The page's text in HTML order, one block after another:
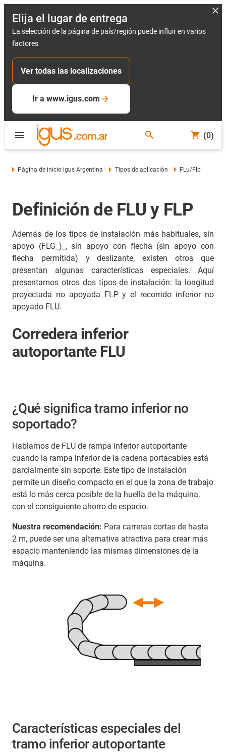
Elija el lugar de entrega
La selección de la página de país/región puede influir en varios
factores
Ver todas las localizaciones
Ir a www.igus.com
(0)
Página de inicio igus Argentina Tipos de aplicación FLu/Flp
Definición de FLU y FLP
Además de los tipos de instalación más habituales, sin
apoyo (FLG_)_, sin apoyo con flecha (sin apoyo con
flecha permitida) y deslizante, existen otros que
presentan algunas características especiales. Aquí
presentamos otros dos tipos de instalación: la longitud
proyectada no apoyada FLP y el recorrido inferior no
apoyado FLU.
Corredera inferior
autoportante FLU
¿Qué significa tramo inferior no
soportado?
Hablamos de FLU de rampa inferior autoportante
cuando la rampa inferior de la cadena portacables está
parcialmente sin soporte. Este tipo de instalación
permite un diseño compacto en el que la zona de trabajo
está lo más cerca posible de la huella de la máquina,
con el consiguiente ahorro de espacio.
Nuestra recomendación: Para carreras cortas de hasta
2 m, puede ser una alternativa atractiva para crear más
espacio manteniendo las mismas dimensiones de la
máquina.
Características especiales del
tramo inferior autoportante